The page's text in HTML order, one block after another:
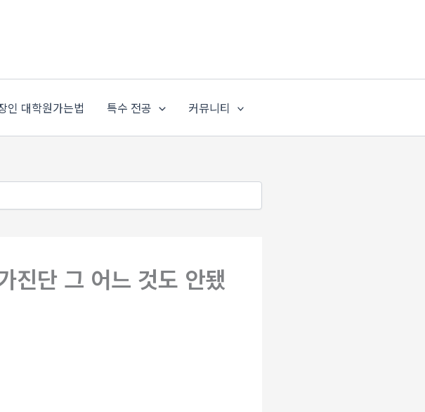
인 대학원가는법 특수 전공 커뮤니티
진단 그 어느 것도 안됐